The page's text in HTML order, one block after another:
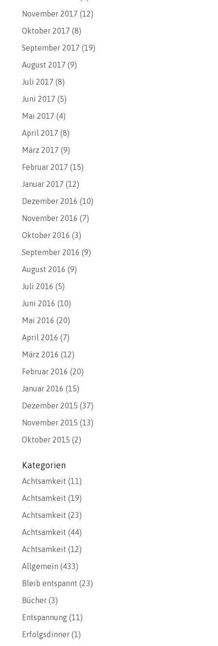
November 2017 (12)
Oktober 2017 (8)
September 2017 (19)
August 2017 (9)
Juli 2017 (8)
Juni 2017 (5)
Mai 2017 (4)
April 2017 (8)
März 2017 (9)
Februar 2017 (15)
Januar 2017 (12)
Dezember 2016 (10)
November 2016 (7)
Oktober 2016 (3)
September 2016 (9)
August 2016 (9)
Juli 2016 (5)
Juni 2016 (10)
Mai 2016 (20)
April 2016 (7)
März 2016 (12)
Februar 2016 (20)
Januar 2016 (15)
Dezember 2015 (37)
November 2015 (13)
Oktober 2015 (2)
Kategorien
Achtsamkeit (11)
Achtsamkeit (19)
Achtsamkeit (23)
Achtsamkeit (44)
Achtsamkeit (12)
Allgemein (433)
Bleib entspannt (23)
Bücher(3)
Entspannung(11)
Erfolgsdinner(1)